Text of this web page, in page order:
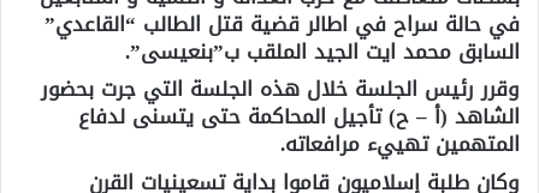
في حالة سراح في اطالر قضية قتل الطالب “القاعدي”
السابق محمد ايت الجيد الملقب ب”بنعيسى”.
وقرر رئيس الجلسة خلال هذه الجلسة التي جرت بحضور
الشاهد (أ – ح) تأجيل المحاكمة حتى يتسنى لدفاع
المتهمين تهييء مرافعاته.
وكان طلبة إسلاميون قاموا بداية تسعينيات القرن